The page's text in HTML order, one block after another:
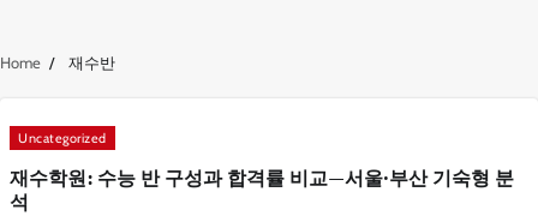
Home 재수반
Uncategorized
재수학원: 수능 반 구성과 합격률 비교—서울·부산 기숙형 분
석